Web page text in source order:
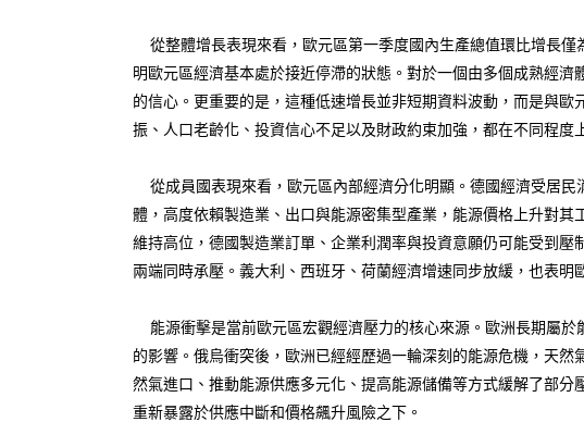
從整體增長表現來看，歐元區第一季度國內生產總值環比增長
明歐元區經濟基本處於接近停滯的狀態。對於一個由多個成熟經
的信心。更重要的是，這種低速增長並非短期資料波動，而是與
振、人口老齡化、投資信心不足以及財政約束加強，都在不同程度
從成員國表現來看，歐元區內部經濟分化明顯。德國經濟受居
體，高度依賴製造業、出口與能源密集型產業，能源價格上升對
維持高位，德國製造業訂單、企業利潤率與投資意願仍可能受到
兩端同時承壓。義大利、西班牙、荷蘭經濟增速同步放緩，也表
能源衝擊是當前歐元區宏觀經濟壓力的核心來源。歐洲長期屬
的影響。俄烏衝突後，歐洲已經經歷過一輪深刻的能源危機，天
然氣進口、推動能源供應多元化、提高能源儲備等方式緩解了部
重新暴露於供應中斷和價格飆升風險之下。